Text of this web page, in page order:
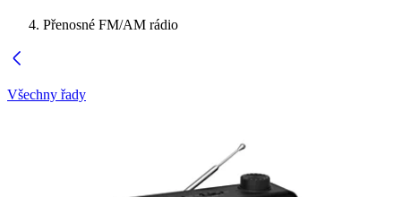
Přenosné FM/AM rádio
Všechny řady